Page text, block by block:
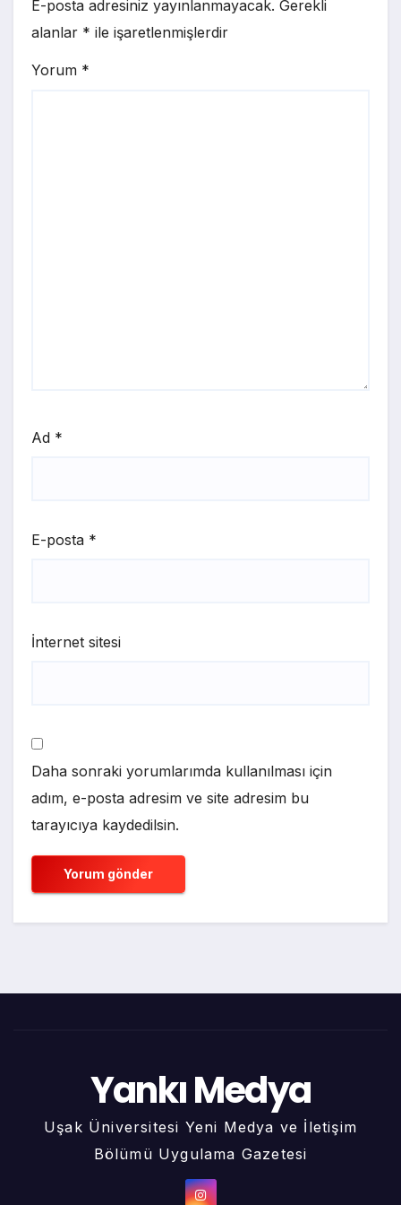
E-posta adresiniz yayınlanmayacak. Gerekli
alanlar * ile işaretlenmişlerdir
Yorum *
Ad *
E-posta *
İnternet sitesi
Daha sonraki yorumlarımda kullanılması için
adım, e-posta adresim ve site adresim bu
tarayıcıya kaydedilsin.
Yankı Medya
Uşak Üniversitesi Yeni Medya ve İletişim
Bölümü Uygulama Gazetesi